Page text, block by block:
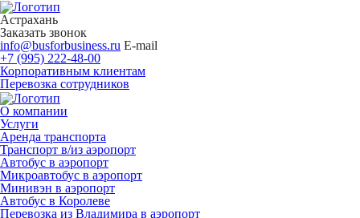
Астрахань
Заказать звонок
info@busforbusiness.ru E-mail
+7 (995) 222-48-00
Корпоративным клиентам
Перевозка сотрудников
О компании
Услуги
Аренда транспорта
Транспорт в/из аэропорт
Автобус в аэропорт
Микроавтобус в аэропорт
Минивэн в аэропорт
Автобус в Королеве
Перевозка из Владимира в аэропорт